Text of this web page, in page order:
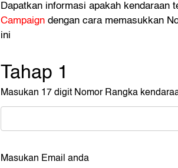
Dapatkan informasi apakah kendaraan
Campaign dengan cara memasukkan
ini
Tahap 1
Masukan 17 digit Nomor Rangka
Masukan Email anda